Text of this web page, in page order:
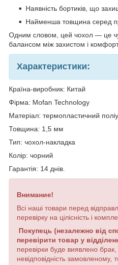
Наявність бортиків, що
Найменша товщина серед
Одним словом, цей чохол — це
балансом між захистом і
Характеристики:
Країна-виробник: Китай
Фірма: Mofan Technology
Матеріал: термопластичний
Товщина: 1,5 мм
Тип: чохол-накладка
Колір: чорний
Гарантія: 14 днів.
Внимание!
Всі наші товари перед
перевірку на цілісність і
Покупець (незалежно від
перевірити товар у
перевірки буде виявлено
невідповідність замовленому,